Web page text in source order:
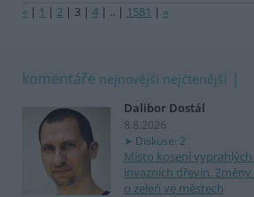
« | 1 | 2 | 3 | 4 | .. | 1581 | »
komentáře nejnovější nejčtenější
Dalibor Dostál
8.8.2026
Diskuse: 2
Místo kosení
invazních dřevin.
o zeleň ve městech